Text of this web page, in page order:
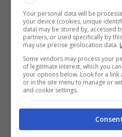
Your personal data will be
your device (cookies, unique
data) may be stored by, accessed
partners, or used specifically by
may use precise geolocation data.
Some vendors may process your
of legitimate interest, which you
your options below. Look for a link
or in the site menu to manage or
and cookie settings.